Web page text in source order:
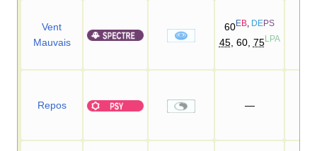
Vent
Mauvais
60EB DEPS
45, 60, 75 LPA
Repos —